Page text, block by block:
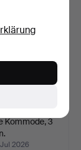
Kommode, 3
2026